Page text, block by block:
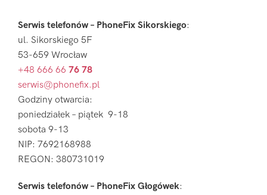
Serwis telefonów – PhoneFix Sikorskiego:
ul. Sikorskiego 5F
53-659 Wrocław
+48 666 66 76 78
serwis@phonefix.pl
Godziny otwarcia:
poniedziałek – piątek 9-18
sobota 9-13
NIP: 7692168988
REGON: 380731019
Serwis telefonów – PhoneFix Głogówek: